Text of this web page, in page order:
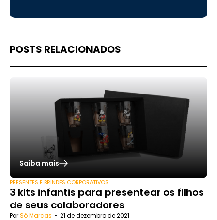
POSTS RELACIONADOS
Saiba mais
PRESENTES E BRINDES CORPORATIVOS
3 kits infantis para presentear os filhos
de seus colaboradores
PorSó Marcas • 21 de dezembro de 2021